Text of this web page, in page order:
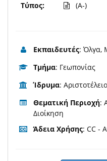
Τύπος:
(A-)
Εκπαιδευτές: Όλγα,
Τμήμα: Γεωπονίας
Ίδρυμα:
Θεματική Περιοχή:
Διοίκηση
Άδεια Χρήσης: CC -